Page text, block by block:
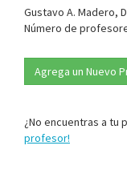
Gustavo A. Madero,
Número de
Agrega un Nuevo
¿No encuentras a tu
profesor!